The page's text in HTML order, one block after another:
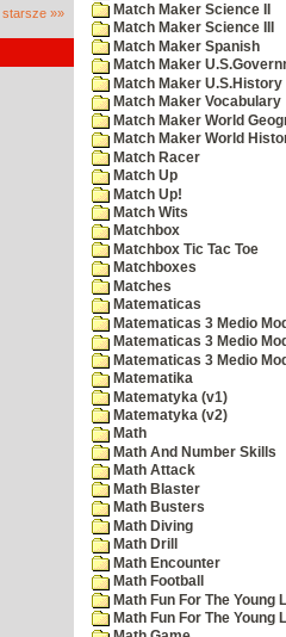
starsze »»
Match Maker Science II
Match Maker Science III
Match Maker Spanish
Match Maker
Match Maker U.S.History
Match Maker Vocabulary
Match Maker World
Match Maker World
Match Racer
Match Up
Match Up!
Match Wits
Matchbox
Matchbox Tic Tac Toe
Matchboxes
Matches
Matematicas
Matematicas 3 Medio
Matematicas 3 Medio
Matematicas 3 Medio
Matematika
Matematyka (v1)
Matematyka (v2)
Math
Math And Number Skills
Math Attack
Math Blaster
Math Busters
Math Diving
Math Drill
Math Encounter
Math Football
Math Fun For The Young
Math Fun For The Young